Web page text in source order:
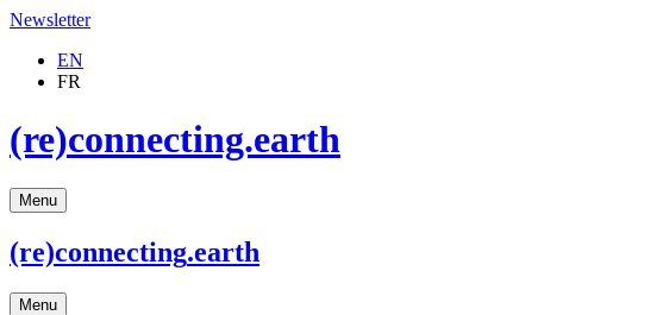
Newsletter
EN
FR
(re)connecting.earth
Menu
(re)connecting.earth
Menu